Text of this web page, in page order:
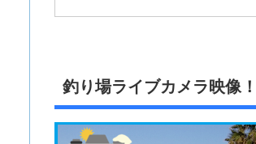
釣り場ライブカメラ映像！